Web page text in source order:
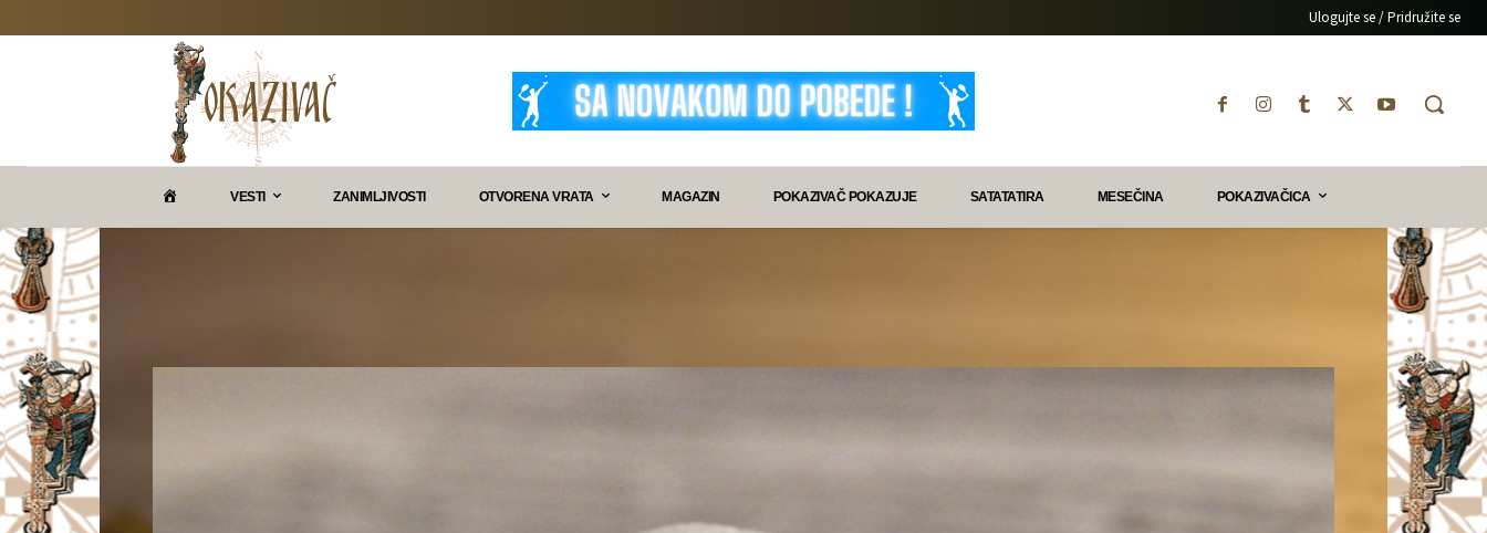
Ulogujte se / Pridružite se
VESTI ZANIMLJIVOSTI OTVORENA VRATA MAGAZIN POKAZIVAČ POKAZUJE SATATATIRA MESEČINA POKAZIVAČICA